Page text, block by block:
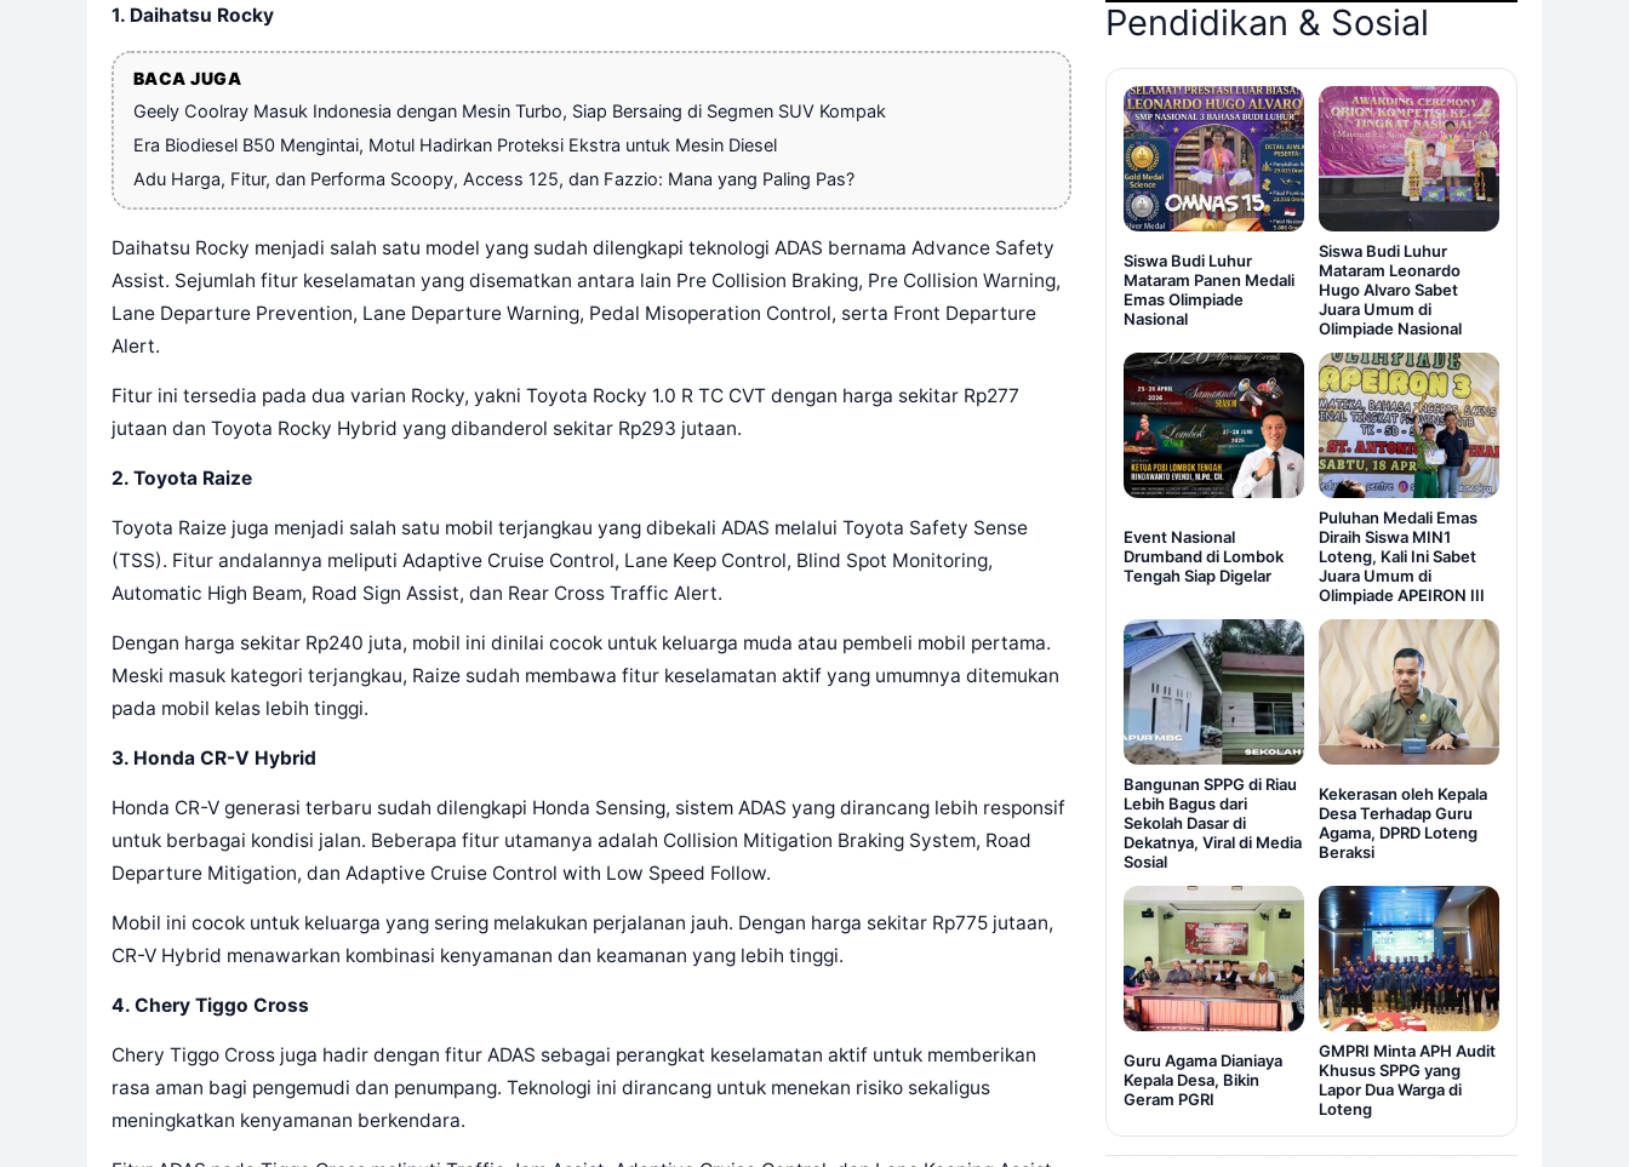
1. Daihatsu Rocky
BACA JUGA
Geely Coolray Masuk Indonesia dengan Mesin Turbo, Siap Bersaing di Segmen SUV Kompak
Era Biodiesel B50 Mengintai, Motul Hadirkan Proteksi Ekstra untuk Mesin Diesel
Adu Harga, Fitur, dan Performa Scoopy, Access 125, dan Fazzio: Mana yang Paling Pas?
Daihatsu Rocky menjadi salah satu model yang sudah dilengkapi teknologi ADAS bernama Advance Safety
Assist. Sejumlah fitur keselamatan yang disematkan antara lain Pre Collision Braking, Pre Collision Warning,
Lane Departure Prevention, Lane Departure Warning, Pedal Misoperation Control, serta Front Departure
Alert.
Fitur ini tersedia pada dua varian Rocky, yakni Toyota Rocky 1.0 R TC CVT dengan harga sekitar Rp277
jutaan dan Toyota Rocky Hybrid yang dibanderol sekitar Rp293 jutaan.
2. Toyota Raize
Toyota Raize juga menjadi salah satu mobil terjangkau yang dibekali ADAS melalui Toyota Safety Sense
(TSS). Fitur andalannya meliputi Adaptive Cruise Control, Lane Keep Control, Blind Spot Monitoring,
Automatic High Beam, Road Sign Assist, dan Rear Cross Traffic Alert.
Dengan harga sekitar Rp240 juta, mobil ini dinilai cocok untuk keluarga muda atau pembeli mobil pertama.
Meski masuk kategori terjangkau, Raize sudah membawa fitur keselamatan aktif yang umumnya ditemukan
pada mobil kelas lebih tinggi.
3. Honda CR-V Hybrid
Honda CR-V generasi terbaru sudah dilengkapi Honda Sensing, sistem ADAS yang dirancang lebih responsif
untuk berbagai kondisi jalan. Beberapa fitur utamanya adalah Collision Mitigation Braking System, Road
Departure Mitigation, dan Adaptive Cruise Control with Low Speed Follow.
Mobil ini cocok untuk keluarga yang sering melakukan perjalanan jauh. Dengan harga sekitar Rp775 jutaan,
CR-V Hybrid menawarkan kombinasi kenyamanan dan keamanan yang lebih tinggi.
4. Chery Tiggo Cross
Chery Tiggo Cross juga hadir dengan fitur ADAS sebagai perangkat keselamatan aktif untuk memberikan
rasa aman bagi pengemudi dan penumpang. Teknologi ini dirancang untuk menekan risiko sekaligus
meningkatkan kenyamanan berkendara.
Pendidikan & Sosial
Siswa Budi Luhur
Mataram Panen Medali
Emas Olimpiade
Nasional
Siswa Budi Luhur
Mataram Leonardo
Hugo Alvaro Sabet
Juara Umum di
Olimpiade Nasional
Event Nasional
Drumband di Lombok
Tengah Siap Digelar
Puluhan Medali Emas
Diraih Siswa MIN1
Loteng, Kali Ini Sabet
Juara Umum di
Olimpiade APEIRON III
Bangunan SPPG di Riau
Lebih Bagus dari
Sekolah Dasar di
Dekatnya, Viral di Media
Sosial
Kekerasan oleh Kepala
Desa Terhadap Guru
Agama, DPRD Loteng
Beraksi
Guru Agama Dianiaya
Kepala Desa, Bikin
Geram PGRI
GMPRI Minta APH Audit
Khusus SPPG yang
Lapor Dua Warga di
Loteng